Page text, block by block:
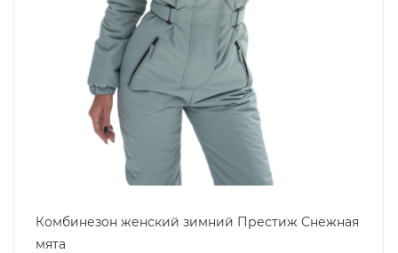
Комбинезон женский зимний Престиж Снежная
мята